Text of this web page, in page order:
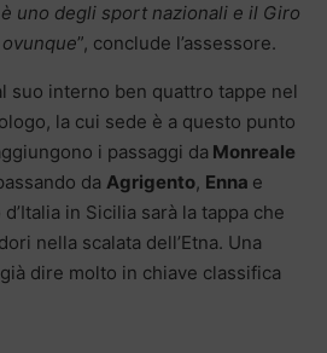
uno degli sport nazionali e il Giro
ovunque”, conclude l’assessore.
suo interno ben quattro tappe nel
la cui sede è a questo punto
i passaggi da Monreale
da Agrigento, Enna e
in Sicilia sarà la tappa che
nella scalata dell’Etna. Una
dire molto in chiave classifica